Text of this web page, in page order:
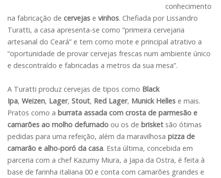
conhecimento
na fabricação de cervejas e vinhos. Chefiada por Lissandro
Turatti, a casa apresenta-se como “primeira cervejaria
artesanal do Ceará” e tem como mote e principal atrativo a
“oportunidade de provar cervejas frescas num ambiente único
e descontraído e fabricadas a metros da sua mesa”.
A Turatti produz cervejas de tipos como Black
Ipa, Weizen, Lager, Stout, Red Lager, Munick Helles e mais.
Pratos como a burrata assada com crosta de parmesão e
camarões ao molho defumado ou os de brisket são ótimas
pedidas para uma refeição, além da maravilhosa pizza de
camarão e alho-poró da casa. Esta última, concebida em
parceria com a chef Kazumy Miura, a Japa da Ostra, é feita à
base de farinha italiana 00 e conta com camarões grandes e